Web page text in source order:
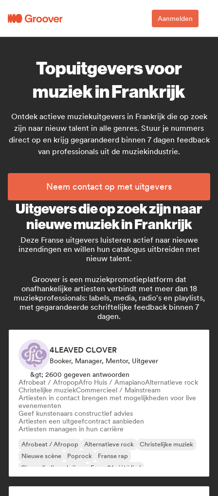
Aanmelden
Topuitgevers voor
muziek in Frankrijk
Ontdek actieve muziekuitgevers in Frankrijk die op zoek
zijn naar nieuw talent in alle genres. Stuur je nummers
direct op en krijg gegarandeerd binnen 7 dagen feedback
van professionals uit de muziekindustrie.
Neem contact op met uitgevers
Uitgevers die op zoek zijn naar
nieuwe muziek in Frankrijk
Deze Franse uitgevers luisteren actief naar nieuwe
inzendingen en willen hun catalogus uitbreiden met
nieuw talent.
Groover is een muziekpromotieplatform dat
onafhankelijke artiesten verbindt met meer dan 18
muziekprofessionals: labels, media, radio's en playlists,
met gegarandeerde schriftelijke feedback binnen 7
dagen.
4LEAVED CLOVER
Booker, Manager, Mentor, Uitgever
&gt; 2600 gegeven antwoorden
Afrobeat / AfropopAfro Huis / AmapianoAlternatieve rock
Christelijke muziekCommercieel / Mainstream
Artiesten in contact brengen met mogelijkheden voor live
evenementen
Geef kunstenaars constructief advies
Artiesten een uitgeefcontract aanbieden
Artiesten managen in hun carrière
Afrobeat / Afropop Alternatieve rock
Christelijke muziek
Nieuwe scène
Poprock
Franse rap
Singer-liedjesschrijver
Frans/Variété lied